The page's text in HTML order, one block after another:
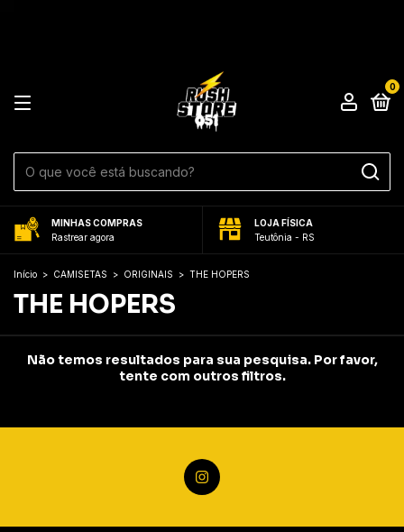
0
MINHAS COMPRAS
Rastrear agora
LOJA FÍSICA
Teutônia - RS
Início > CAMISETAS > ORIGINAIS > THE HOPERS
THE HOPERS
Não temos resultados para sua pesquisa. Por favor,
tente com outros filtros.